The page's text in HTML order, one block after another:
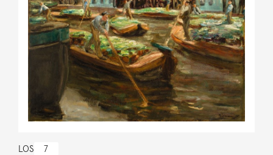
LOS 7